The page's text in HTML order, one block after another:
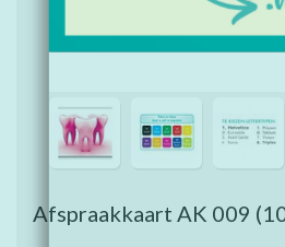
Afspraakkaart AK 009